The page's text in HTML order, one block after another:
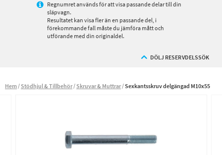
Regnumret används för att visa passande delar till din
släpvagn.
Resultatet kan visa fler än en passande del, i
förekommande fall måste du jämföra mått och
utförande med din originaldel.
DÖLJ RESERVDELSSÖK
Hem Stödhjul & Tillbehör Skruvar & Muttrar Sexkantsskruv delgängad M10x55